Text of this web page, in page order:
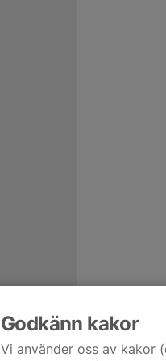
Godkänn kakor
Vi använder oss av kakor